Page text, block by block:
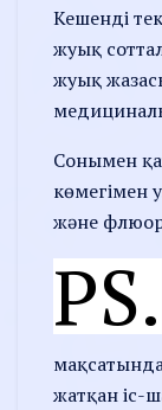
Кешенді
жуық
жуық
Сонымен
көмегімен
және
PS.
жатқан іс-